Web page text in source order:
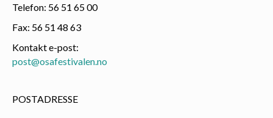
Telefon: 56 51 65 00
Fax: 56 51 48 63
Kontakt e-post:
post@osafestivalen.no
POSTADRESSE